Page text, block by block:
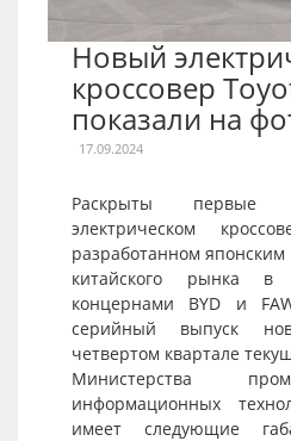
Новый
кроссовер
показали на
17.09.2024
Раскрыты первые
электрическом
разработанном
китайского рынка в
концернами BYD и
серийный выпуск
четвертом квартале
Министерства
информационных
имеет следующие